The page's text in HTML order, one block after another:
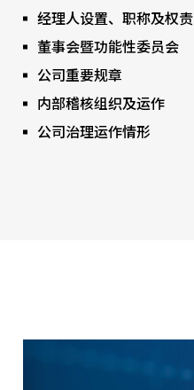
经理人设置、职称及权责
董事会暨功能性委员会
公司重要规章
内部稽核组织及运作
公司治理运作情形